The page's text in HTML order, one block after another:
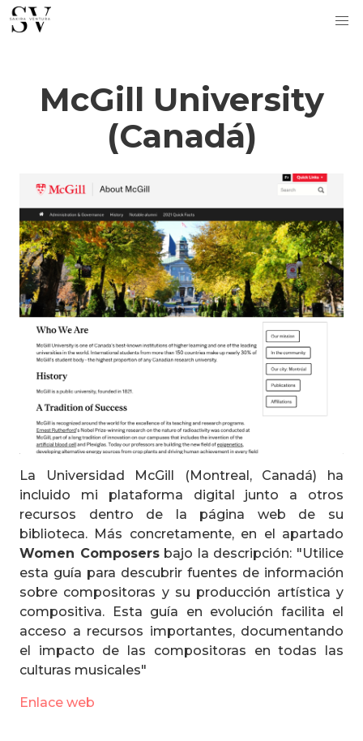
McGill University
(Canadá)
La Universidad McGill (Montreal, Canadá) ha
incluido mi plataforma digital junto a otros
recursos dentro de la página web de su
biblioteca. Más concretamente, en el apartado
Women Composersbajo la descripción: "Utilice
esta guía para descubrir fuentes de información
sobre compositoras y su producción artística y
compositiva. Esta guía en evolución facilita el
acceso a recursos importantes, documentando
el impacto de las compositoras en todas las
culturas musicales"
Enlace web